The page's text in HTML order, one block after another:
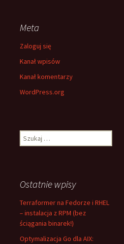
Meta
Zaloguj się
Kanał wpisów
Kanał komentarzy
WordPress.org
Szukaj:
Ostatnie wpisy
Terraformer na Fedorze i RHEL
– instalacja z RPM (bez
ściągania binarek!)
Optymalizacja Go dla AIX: